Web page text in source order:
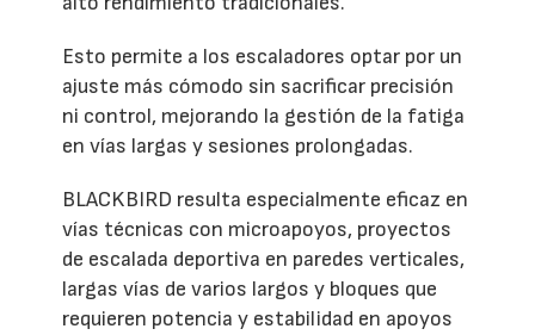
Esto permite a los escaladores optar por un
ajuste más cómodo sin sacrificar precisión
ni control, mejorando la gestión de la fatiga
en vías largas y sesiones prolongadas.
BLACKBIRD resulta especialmente eficaz en
vías técnicas con microapoyos, proyectos
de escalada deportiva en paredes verticales,
largas vías de varios largos y bloques que
requieren potencia y estabilidad en apoyos